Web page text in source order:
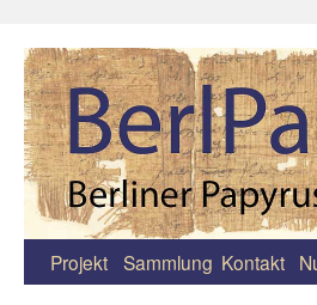
Zum
Projekt Sammlung Kontakt